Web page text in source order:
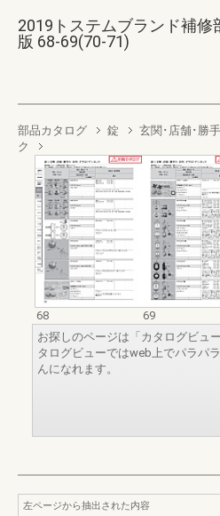
2019トステムブランド補修
版 68-69(70-71)
部品カタログ 錠
玄関･店舗･勝
ク
68
69
お探しのページは「カタログビュ
タログビューではweb上でパラパ
んになれます。
左ページから抽出された内容